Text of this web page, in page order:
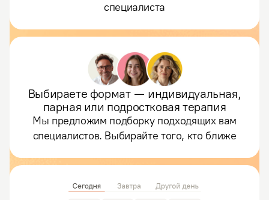
специалиста
Выбираете формат — индивидуальная,
парная или подростковая терапия
Мы предложим подборку подходящих вам
специалистов. Выбирайте того, кто ближе